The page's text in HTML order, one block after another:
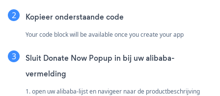
Kopieer onderstaande code
Your code block will be available once you create your app
Sluit Donate Now Popup in bij uw alibaba-
vermelding
1. open uw alibaba-lijst en navigeer naar de productbeschrijving